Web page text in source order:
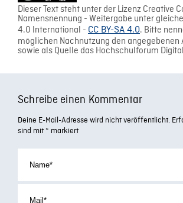
Dieser Text steht unter der Lizenz Creative
Namensnennung - Weitergabe unter
4.0 International - CC BY-SA 4.0. Bitte
möglichen Nachnutzung den angegebenen
sowie als Quelle das Hochschulforum
Schreibe einen Kommentar
Deine E-Mail-Adresse wird nicht veröffentlicht.
sind mit * markiert